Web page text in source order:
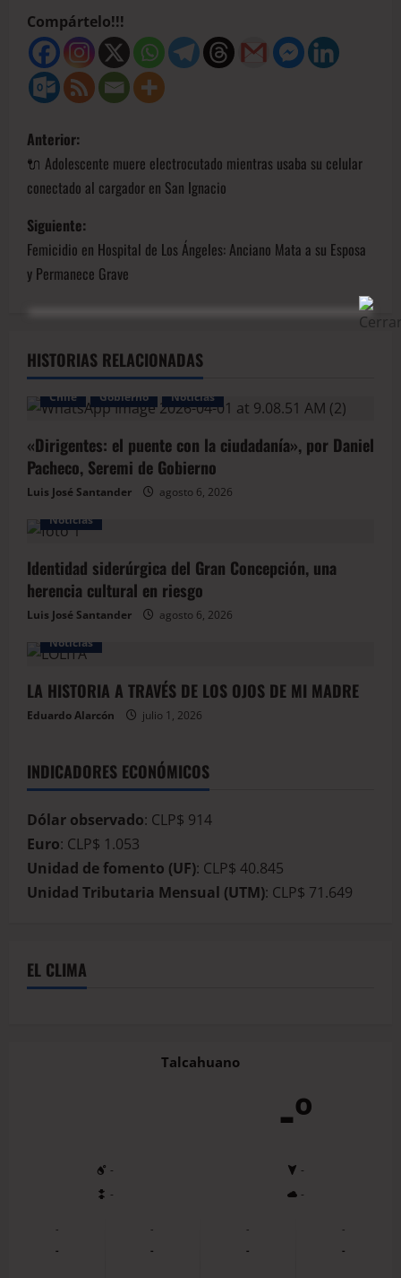
Compártelo!!!
Anterior:
🔌 Adolescente muere electrocutado mientras usaba su celular
conectado al cargador en San Ignacio
Siguiente:
Femicidio en Hospital de Los Ángeles: Anciano Mata a su Esposa
y Permanece Grave
HISTORIAS RELACIONADAS
Chile Gobierno Noticias
«Dirigentes: el puente con la ciudadanía», por Daniel
Pacheco, Seremi de Gobierno
Luis José Santander
agosto 6, 2026
Noticias
Identidad siderúrgica del Gran Concepción, una
herencia cultural en riesgo
Luis José Santander
agosto 6, 2026
Noticias
LA HISTORIA A TRAVÉS DE LOS OJOS DE MI MADRE
Eduardo Alarcón julio 1, 2026
INDICADORES ECONÓMICOS
Dólar observado: CLP$ 914
Euro: CLP$ 1.053
Unidad de fomento (UF): CLP$ 40.845
Unidad Tributaria Mensual (UTM): CLP$ 71.649
EL CLIMA
Talcahuano
-º
-
-
-
-
-
-
-
-
-
-
-
-